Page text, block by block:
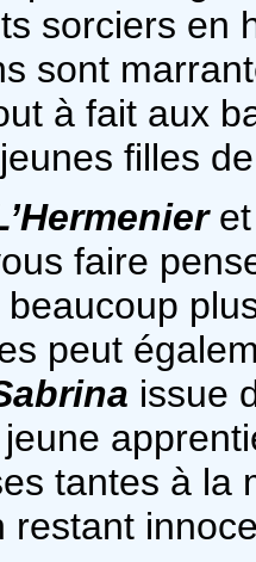
sorciers en
sont
à fait aux
filles
et
faire
beaucoup
peut
issue
tantes à la
restant